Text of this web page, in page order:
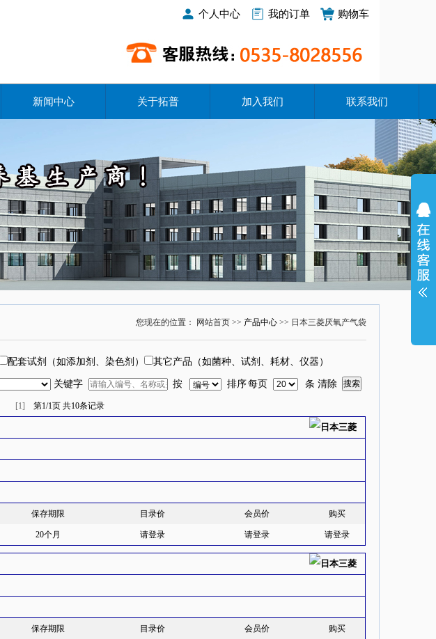
个人中心 我的订单 购物车
新闻中心 关于拓普 加入我们 联系我们
您现在的位置： 网站首页 >> 产品中心>> 日本三菱厌氧产气袋
配套试剂（如添加剂、染色剂） 其它产品（如菌种、试剂、耗材、仪器）
关键字 按 排序每页 条 清除
[1] 第1/1页 共10条记录
保存期限 目录价 会员价 购买
20个月 请登录 请登录 请登录
保存期限 目录价 会员价 购买